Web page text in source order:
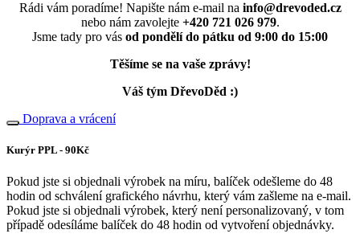
Rádi vám poradíme! Napište nám e-mail na info@drevoded.cz
nebo nám zavolejte +420 721 026 979.
Jsme tady pro vás od pondělí do pátku od 9:00 do 15:00
Těšíme se na vaše zprávy!
Váš tým DřevoDěd :)
Doprava a vrácení
Kurýr PPL - 90Kč
Pokud jste si objednali výrobek na míru, balíček odešleme do 48
hodin od schválení grafického návrhu, který vám zašleme na e-mail.
Pokud jste si objednali výrobek, který není personalizovaný, v tom
případě odesíláme balíček do 48 hodin od vytvoření objednávky.